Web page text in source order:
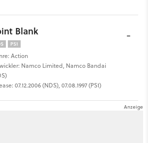
Blank
PS1
Action
Namco Limited, Namco Bandai
07.12.2006 (NDS), 07.08.1997 (PS1)
-